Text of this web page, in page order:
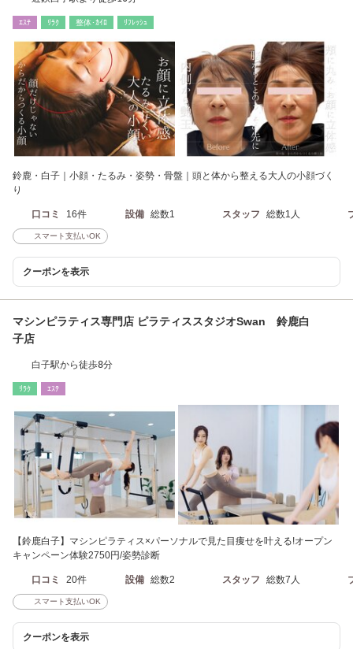
ｴｽﾃ ﾘﾗｸ 整体･ｶｲﾛ ﾘﾌﾚｯｼｭ
鈴鹿・白子｜小顔・たるみ・姿勢・骨盤｜頭と体から整える大人の小顔づく
り
口コミ 16件 設備 総数1 スタッフ 総数1人
スマート支払いOK
クーポンを表示
マシンピラティス専門店 ピラティススタジオSwan 鈴鹿白
子店
白子駅から徒歩8分
ﾘﾗｸ ｴｽﾃ
【鈴鹿白子】マシンピラティス×パーソナルで見た目痩せを叶える!オープン
キャンペーン体験2750円/姿勢診断
口コミ 20件 設備 総数2 スタッフ 総数7人
スマート支払いOK
クーポンを表示